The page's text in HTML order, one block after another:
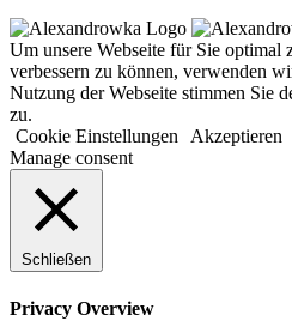
Um unsere Webseite für Sie optimal
verbessern zu können, verwenden
Nutzung der Webseite stimmen Sie
zu.
Cookie Einstellungen Akzeptieren
Manage consent
Schließen
Privacy Overview